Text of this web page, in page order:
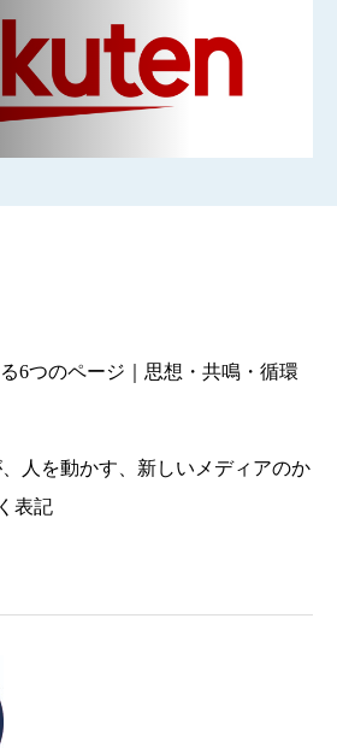
る6つのページ｜思想・共鳴・循環
人を動かす、新しいメディアのか
表記